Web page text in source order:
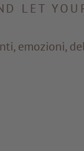
LET
emozioni,